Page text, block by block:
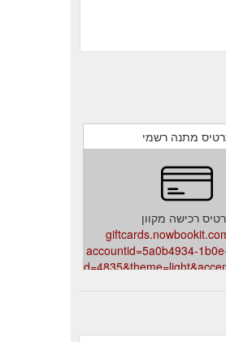
https://
מתנה רשמי
רכישה מקוון
accountid=5a0b4934-